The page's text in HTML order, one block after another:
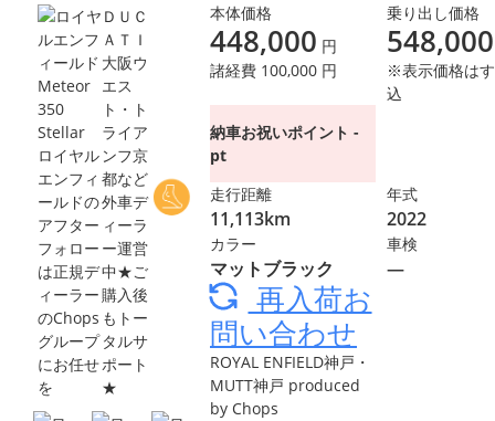
ＤＵＣ
ＡＴＩ
大阪ウ
エス
ト・ト
ライア
ンフ京
都など
外車デ
ィーラ
ー運営
中★ご
購入後
もトー
タルサ
ポート
★
本体価格
448,000 円
乗り出し価格
548,000
諸経費 100,000 円
※表示価格は
込
納車お祝いポイント -
pt
走行距離
11,113km
年式
2022
カラー
マットブラック
車検
―
再入荷お
問い合わせ
ROYAL ENFIELD神戸・
MUTT神戸 produced
by Chops